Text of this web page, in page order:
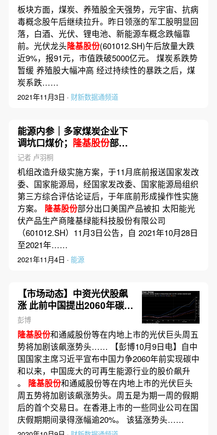
板块方面，煤炭、养殖股全天强势，元宇宙、抗病
毒概念股午后继续拉升。昨日领涨的军工股明显回
落，白酒、光伏、锂电池、新能源车概念跌幅靠
前。光伏龙头隆基股份(601012.SH)午后放量大跌
近9%，报91元，市值跌破5000亿元。 煤炭系跌势
暂缓 养殖股大幅冲高 经过持续性的暴跌之后，煤
炭系跌……
2021年11月3日 · 财新数据通频道
能源内参｜多家煤炭企业下
调坑口煤价； 隆基股份部分
出口美国产品被扣
记者 卢羽桐
机组改造升级实施方案，于11月底前报送国家发改
委、国家能源局，经国家发改委、国家能源局组织
第三方综合评估论证后，于年底前形成操作性实施
方案。 隆基股份部分出口美国产品被扣 太阳能光
伏产品生产商隆基绿能科技股份有限公司
（601012.SH）11月3日公告，自 2021年10月28日
至2021年……
2021年11月4日 · 能源
【市场动态】中资光伏股飙
涨 此前中国提出2060年碳中
和承诺
彭博
隆基股份和通威股份等在内地上市的光伏巨头周五
势将加剧该飙涨势头…… 【彭博10月9日电】自中
国国家主席习近平宣布中国力争2060年前实现碳中
和以来，中国庞大的可再生能源行业的股价飙升
。 隆基股份和通威股份等在内地上市的光伏巨头
周五势将加剧该飙涨势头。周五是为期一周的假期
后的首个交易日。在香港上市的一些同业公司在国
庆假期期间录得涨幅逾20%。 该猛涨势头……